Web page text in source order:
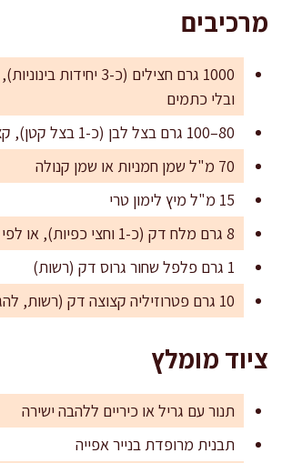
מרכיבים
1000 גרם חצילים (כ-3
ובלי כתמים
80–100 גרם בצל לבן (כ-1 בצל קטן), קצוץ דק מאוד
70 מ"ל שמן חמניות או שמן קנולה
15 מ"ל מיץ לימון טרי
8 גרם מלח דק (כ-1 וחצי כפיות), או לפי הטעם
1 גרם פלפל שחור גרוס דק (רשות)
10 גרם פטרוזיליה קצוצה דק (רשות, להגשה)
ציוד מומלץ
תנור עם גריל או כיריים ללהבה ישירה
תבנית מרופדת בנייר אפייה